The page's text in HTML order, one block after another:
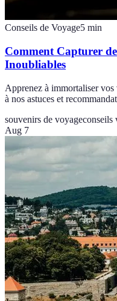
Conseils de Voyage5 min
Comment Capturer
Inoubliables
Apprenez à immortaliser
à nos astuces et
souvenirs de voyageconseils
Aug 7